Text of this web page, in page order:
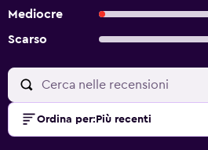
Mediocre
Scarso
Ordina per: Più recenti